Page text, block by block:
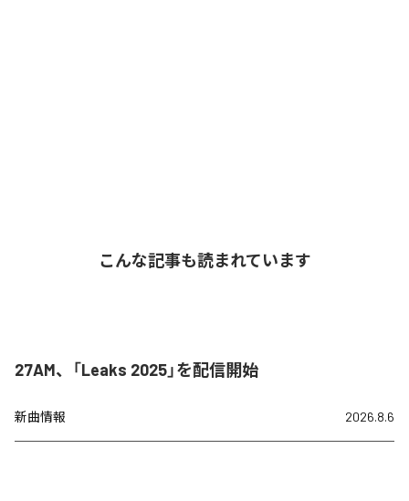
こんな記事も読まれています
27AM、「Leaks 2025」を配信開始
新曲情報 2026.8.6